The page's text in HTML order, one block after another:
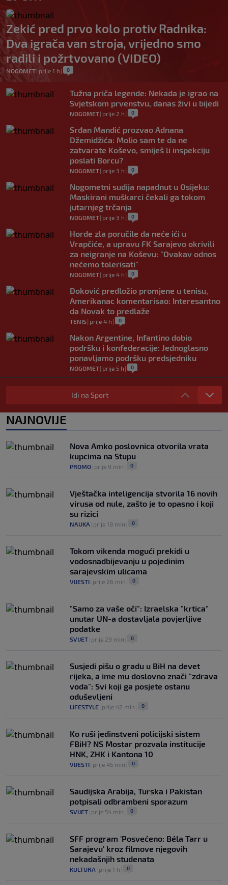
Zekić pred prvo kolo protiv Radnika:
Dva igrača van stroja, vrijedno smo
radili i požrtvovano (VIDEO)
NOGOMET| prije 1 h | 0
Tužna priča legende: Nekada je igrao na
Svjetskom prvenstvu, danas živi u bijedi
NOGOMET| prije 2 h | 0
Srđan Mandić prozvao Adnana
Džemidžića: Molio sam te da ne
zatvarate Koševo, smiješ li inspekciju
poslati Borcu?
NOGOMET| prije 3 h | 0
Nogometni sudija napadnut u Osijeku:
Maskirani muškarci čekali ga tokom
jutarnjeg trčanja
NOGOMET| prije 3 h | 0
Horde zla poručile da neće ići u
Vrapčiće, a upravu FK Sarajevo okrivili
za neigranje na Koševu: "Ovakav odnos
nećemo tolerisati"
NOGOMET| prije 4 h | 0
Đoković predložio promjene u tenisu,
Amerikanac komentarisao: Interesantno
da Novak to predlaže
TENIS| prije 4 h | 0
Nakon Argentine, Infantino dobio
podršku i konfederacije: Jednoglasno
ponavljamo podršku predsjedniku
NOGOMET| prije 5 h | 0
Tužne vijesti: Preminuo nekadašnji
prvak Jugoslavije
čak 50 miliona dolara
prije 6 h 0
Idi na Sport
NAJNOVIJE
Nova Amko poslovnica otvorila vrata
kupcima na Stupu
PROMO prije 9 min 0
Vještačka inteligencija stvorila 16 novih
virusa od nule, zašto je to opasno i koji
su rizici
NAUKA prije 18 min 0
Tokom vikenda mogući prekidi u
vodosnadbijevanju u pojedinim
sarajevskim ulicama
VIJESTI prije 26 min 0
"Samo za vaše oči": Izraelska "krtica"
unutar UN-a dostavljala povjerljive
podatke
SVIJET prije 29 min 0
Susjedi pišu o gradu u BiH na devet
rijeka, a ime mu doslovno znači "zdrava
voda": Svi koji ga posjete ostanu
oduševljeni
LIFESTYLE prije 42 min 0
Ko ruši jedinstveni policijski sistem
FBiH? NS Mostar prozvala institucije
HNK, ZHK i Kantona 10
VIJESTI prije 45 min 0
Saudijska Arabija, Turska i Pakistan
potpisali odbrambeni sporazum
SVIJET prije 54 min 0
SFF program 'Posvećeno: Béla Tarr u
Sarajevu' kroz filmove njegovih
nekadašnjih studenata
KULTURA prije 1 h 0